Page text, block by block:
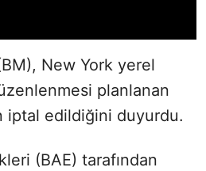
New York yerel
planlanan
iptal edildiğini duyurdu.
(BAE) tarafından